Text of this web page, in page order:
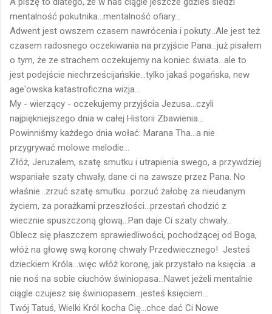
mentalność pokutnika...mentalność ofiary...
Adwent jest owszem czasem nawrócenia i pokuty...Ale jest też
czasem radosnego oczekiwania na przyjście Pana...już pisałem
o tym, że ze strachem oczekujemy na koniec świata...ale to
jest podejście niechrześcijańskie...tylko jakaś pogańska, new
age'owska katastroficzna wizja...
My - wierzący - oczekujemy przyjścia Jezusa...czyli
najpiękniejszego dnia w całej Historii Zbawienia...
Powinniśmy każdego dnia wołać: Marana Tha...a nie
przygrywać molowe melodie...
Złóż, Jeruzalem, szatę smutku i utrapienia swego, a przywdziej
wspaniałe szaty chwały, dane ci na zawsze przez Pana. No
właśnie...zrzuć szatę smutku...porzuć żałobę za nieudanym
życiem, za porażkami przeszłości...przestań chodzić z
wiecznie spuszczoną głową...Pan daje Ci szaty chwały...
Oblecz się płaszczem sprawiedliwości, pochodzącej od Boga,
włóż na głowę swą koronę chwały Przedwiecznego! Jesteś
dzieckiem Króla...więc włóż koronę, jak przystało na księcia...a
nie noś na sobie ciuchów świniopasa...Nawet jeżeli mentalnie
ciągle czujesz się świniopasem...jesteś księciem...
Twój Tatuś, Wielki Król kocha Cię...chce dać Ci Nowe